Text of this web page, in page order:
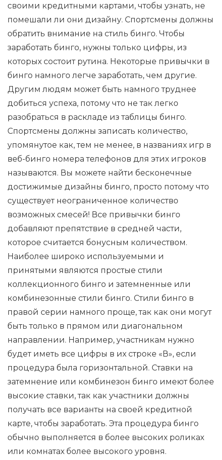
своими кредитными картами, чтобы узнать, не
помешали ли они дизайну. Спортсмены должны
обратить внимание на стиль бинго. Чтобы
заработать бинго, нужны только цифры, из
которых состоит рутина. Некоторые привычки в
бинго намного легче заработать, чем другие.
Другим людям может быть намного труднее
добиться успеха, потому что не так легко
разобраться в раскладе из таблицы бинго.
Спортсмены должны записать количество,
упомянутое как, тем не менее, в названиях игр в
веб-бинго номера телефонов для этих игроков
называются. Вы можете найти бесконечные
достижимые дизайны бинго, просто потому что
существует неограниченное количество
возможных смесей! Все привычки бинго
добавляют препятствие в средней части,
которое считается бонусным количеством.
Наиболее широко используемыми и
принятыми являются простые стили
коллекционного бинго и затемненные или
комбинезонные стили бинго. Стили бинго в
правой серии намного проще, так как они могут
быть только в прямом или диагональном
направлении. Например, участникам нужно
будет иметь все цифры в их строке «В», если
процедура была горизонтальной. Ставки на
затемнение или комбинезон бинго имеют более
высокие ставки, так как участники должны
получать все варианты на своей кредитной
карте, чтобы заработать. Эта процедура бинго
обычно выполняется в более высоких роликах
или комнатах более высокого уровня.